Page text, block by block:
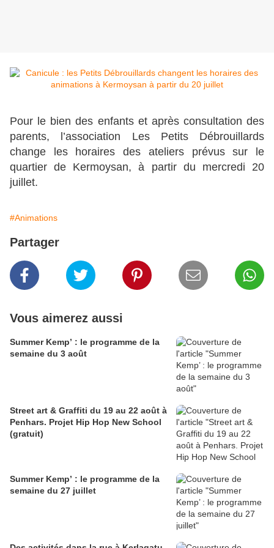
Pour le bien des enfants et après consultation des
parents, l’association Les Petits Débrouillards
change les horaires des ateliers prévus sur le
quartier de Kermoysan, à partir du mercredi 20
juillet.
#Animations
Partager
Vous aimerez aussi
Summer Kemp’ : le programme de la
semaine du 3 août
Street art & Graffiti du 19 au 22 août à
Penhars. Projet Hip Hop New School
(gratuit)
Summer Kemp’ : le programme de la
semaine du 27 juillet